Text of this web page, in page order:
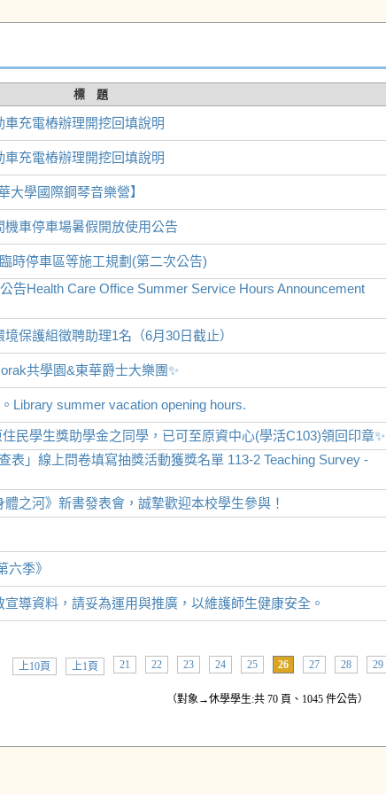
標 題
車充電樁辦理開挖回填說明
車充電樁辦理開挖回填說明
大學國際鋼琴音樂營】
機車停車場暑假開放使用公告
時停車區等施工規劃(第二次公告)
告Health Care Office Summer Service Hours Announcement
保護組徵聘助理1名（6月30日截止）
共學園&東華爵士大樂團✨
Library summer vacation opening hours.
住民學生獎助學金之同學，已可至原資中心(學活C103)領回印章✨
表」線上問卷填寫抽獎活動獲獎名單 113-2 Teaching Survey -
之河》新書發表會，誠摯歡迎本校學生參與！
季》
導資料，請妥為運用與推廣，以維護師生健康安全。
上10頁 上1頁 21 22 23 24 25 26 27 28 29
（對象→休學學生:共 70 頁、1045 件公告）